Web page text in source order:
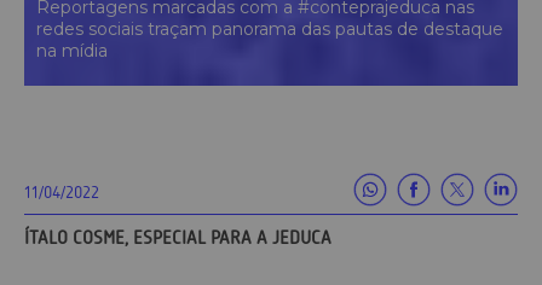
Reportagens marcadas com a #conteprajeduca nas
redes sociais traçam panorama das pautas de destaque
na mídia
11/04/2022
ÍTALO COSME, ESPECIAL PARA A JEDUCA